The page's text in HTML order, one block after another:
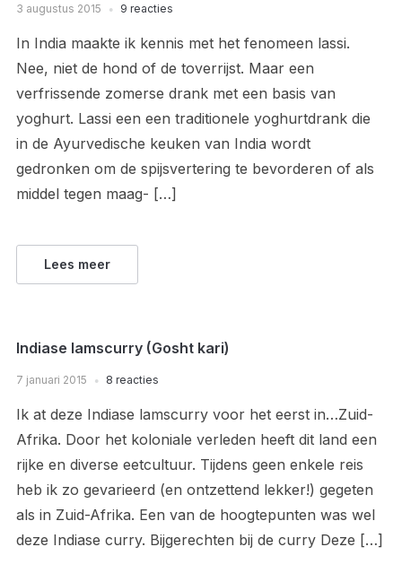
3 augustus 2015 9 reacties
In India maakte ik kennis met het fenomeen lassi.
Nee, niet de hond of de toverrijst. Maar een
verfrissende zomerse drank met een basis van
yoghurt. Lassi een een traditionele yoghurtdrank die
in de Ayurvedische keuken van India wordt
gedronken om de spijsvertering te bevorderen of als
middel tegen maag- […]
Lees meer
Indiase lamscurry (Gosht kari)
7 januari 2015 8 reacties
Ik at deze Indiase lamscurry voor het eerst in…Zuid-
Afrika. Door het koloniale verleden heeft dit land een
rijke en diverse eetcultuur. Tijdens geen enkele reis
heb ik zo gevarieerd (en ontzettend lekker!) gegeten
als in Zuid-Afrika. Een van de hoogtepunten was wel
deze Indiase curry. Bijgerechten bij de curry Deze […]